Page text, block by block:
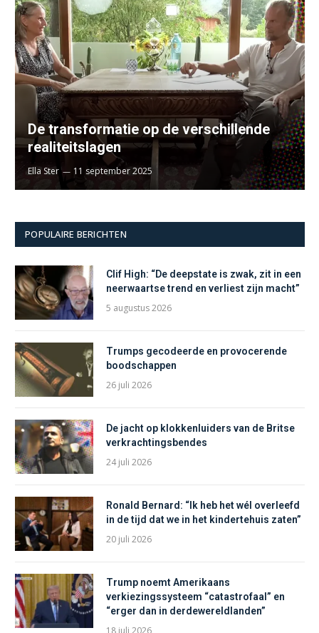
De transformatie op de verschillende
realiteitslagen
Ella Ster 11 september 2025
POPULAIRE BERICHTEN
Clif High: “De deepstate is zwak, zit in een
neerwaartse trend en verliest zijn macht”
5 augustus 2026
Trumps gecodeerde en provocerende
boodschappen
26 juli 2026
De jacht op klokkenluiders van de Britse
verkrachtingsbendes
24 juli 2026
Ronald Bernard: “Ik heb het wél overleefd
in de tijd dat we in het kindertehuis zaten”
20 juli 2026
Trump noemt Amerikaans
verkiezingssysteem “catastrofaal” en
“erger dan in derdewereldlanden”